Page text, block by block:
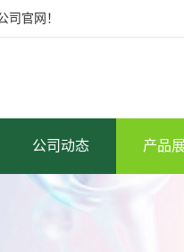
司官网！
公司动态 产品